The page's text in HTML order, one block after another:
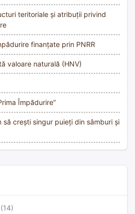
teritoriale și atribuții privind
finanțate prin PNRR
valoare naturală (HNV)
Împădurire”
să crești singur puieți din sâmburi și
(14)